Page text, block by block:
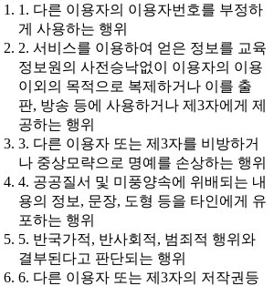
1. 다른 이용자의 이용자번호를 부정하
게 사용하는 행위
2. 서비스를 이용하여 얻은 정보를 교육
정보원의 사전승낙없이 이용자의 이용
이외의 목적으로 복제하거나 이를 출
판, 방송 등에 사용하거나 제3자에게 제
공하는 행위
3. 다른 이용자 또는 제3자를 비방하거
나 중상모략으로 명예를 손상하는 행위
4. 공공질서 및 미풍양속에 위배되는 내
용의 정보, 문장, 도형 등을 타인에게 유
포하는 행위
5. 반국가적, 반사회적, 범죄적 행위와
결부된다고 판단되는 행위
6. 다른 이용자 또는 제3자의 저작권등